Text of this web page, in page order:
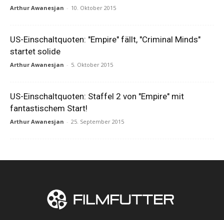
Arthur Awanesjan - 10. Oktober 2015
US-Einschaltquoten: "Empire" fällt, "Criminal Minds"
startet solide
Arthur Awanesjan - 5. Oktober 2015
US-Einschaltquoten: Staffel 2 von "Empire" mit
fantastischem Start!
Arthur Awanesjan - 25. September 2015